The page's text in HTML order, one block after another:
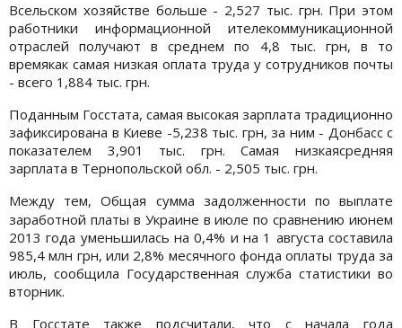
Всельском хозяйстве больше - 2,527 тыс. грн. При этом
работники информационной ителекоммуникационной
отраслей получают в среднем по 4,8 тыс. грн, в то
времякак самая низкая оплата труда у сотрудников почты
- всего 1,884 тыс. грн.
Поданным Госстата, самая высокая зарплата традиционно
зафиксирована в Киеве -5,238 тыс. грн, за ним - Донбасс с
показателем 3,901 тыс. грн. Самая низкаясредняя
зарплата в Тернопольской обл. - 2,505 тыс. грн.
Между тем,Общая сумма задолженности по выплате
заработной платы в Украине в июле по сравнению июнем
2013 года уменьшилась на 0,4% и на 1 августа составила
985,4 млн грн, или 2,8% месячного фонда оплаты труда за
июль, сообщила Государственная служба статистики во
вторник.
В Госстате также подсчитали, что с начала года